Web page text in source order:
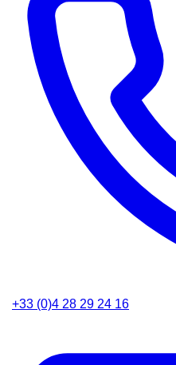
+33 (0)4 28 29 24 16